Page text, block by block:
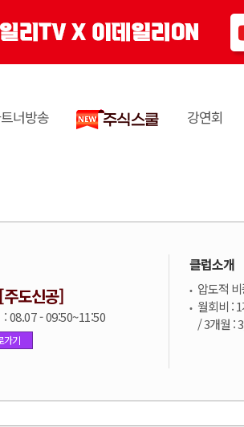
너방송 강연회
도신공]
: 08.07 - 09:50~11:50
가기
클럽소개
압도적
월회비 :
/ 3개월 :